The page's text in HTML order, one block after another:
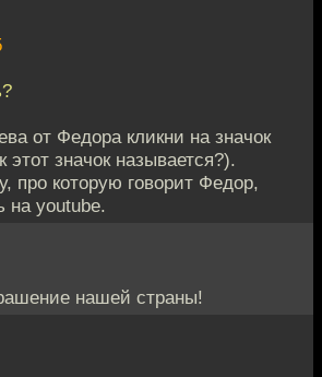
от Федора кликни на значок
значок называется?).
про которую говорит Федор,
на youtube.
нашей страны!